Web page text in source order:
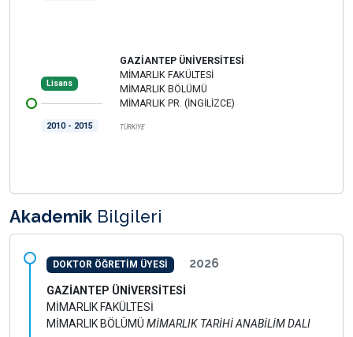
Lisans
2010 - 2015
GAZİANTEP ÜNİVERSİTESİ
MİMARLIK FAKÜLTESİ
MİMARLIK BÖLÜMÜ
MİMARLIK PR. (İNGİLİZCE)
TÜRKİYE
Akademik Bilgileri
DOKTOR ÖĞRETİM ÜYESİ 2026
GAZİANTEP ÜNİVERSİTESİ
MİMARLIK FAKÜLTESİ
MİMARLIK BÖLÜMÜ MİMARLIK TARİHİ ANABİLİM DALI